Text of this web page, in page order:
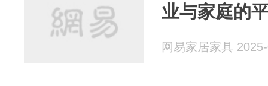
业与家庭的
网易家居家具